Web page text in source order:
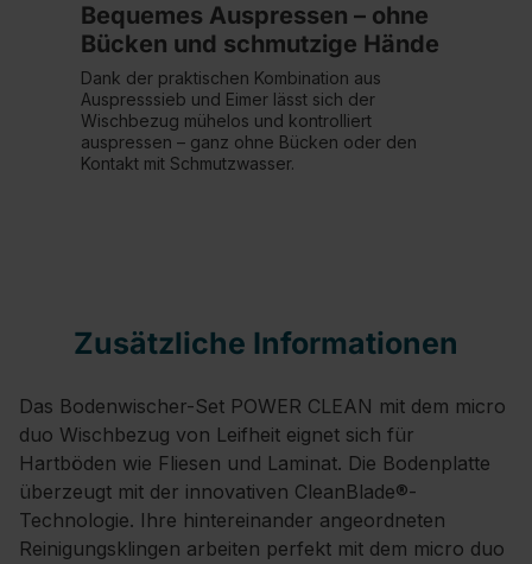
Bequemes Auspressen – ohne
Bücken und schmutzige Hände
Dank der praktischen Kombination aus
Auspresssieb und Eimer lässt sich der
Wischbezug mühelos und kontrolliert
auspressen – ganz ohne Bücken oder den
Kontakt mit Schmutzwasser.
Zusätzliche Informationen
Das Bodenwischer-Set POWER CLEAN mit dem micro
duo Wischbezug von Leifheit eignet sich für
Hartböden wie Fliesen und Laminat. Die Bodenplatte
überzeugt mit der innovativen CleanBlade®-
Technologie. Ihre hintereinander angeordneten
Reinigungsklingen arbeiten perfekt mit dem micro duo